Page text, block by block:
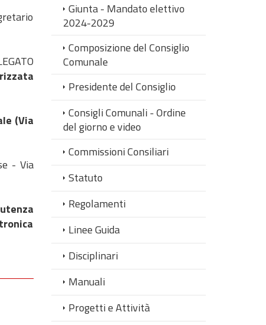
(Via
- Via
Giunta - Mandato elettivo
2024-2029
Composizione del Consiglio
Comunale
Presidente del Consiglio
Consigli Comunali - Ordine
del giorno e video
Commissioni Consiliari
Statuto
Regolamenti
Linee Guida
Disciplinari
Manuali
Progetti e Attività